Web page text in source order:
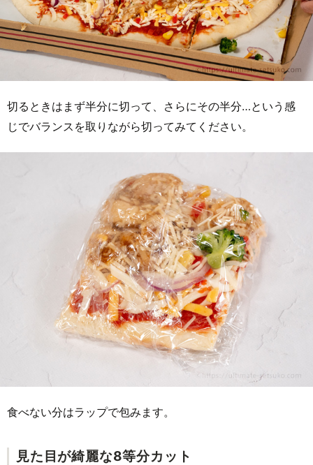
切るときはまず半分に切って、さらにその半分…という感
じでバランスを取りながら切ってみてください。
食べない分はラップで包みます。
見た目が綺麗な8等分カット